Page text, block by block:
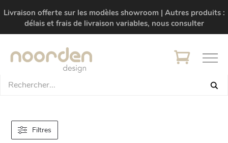
Livraison offerte sur les modèles showroom | Autres produits :
délais et frais de livraison variables, nous consulter
Filtres